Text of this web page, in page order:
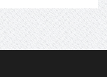
ευθύνη απέναντι
δεύτερο γύρο του